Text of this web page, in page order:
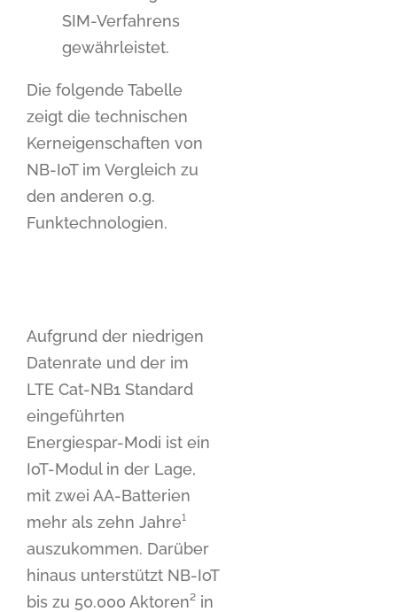
SIM-Verfahrens
gewährleistet.
Die folgende Tabelle
zeigt die technischen
Kerneigenschaften von
NB-IoT im Vergleich zu
den anderen o.g.
Funktechnologien.
Aufgrund der niedrigen
Datenrate und der im
LTE Cat-NB1 Standard
eingeführten
Energiespar-Modi ist ein
IoT-Modul in der Lage,
mit zwei AA-Batterien
mehr als zehn Jahre¹
auszukommen. Darüber
hinaus unterstützt NB-IoT
bis zu 50.000 Aktoren² in